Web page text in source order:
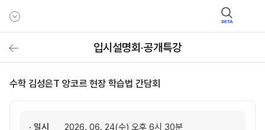
BETA
입시설명회·공개특강
수학 김성은T 앙코르 현장 학습법 간담회
· 일시
2026. 06. 24(수) 오후 6시 30분